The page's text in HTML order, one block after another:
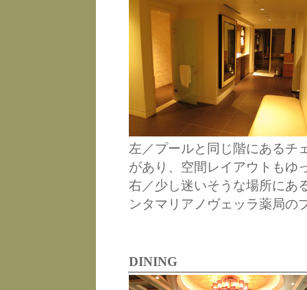
左／プールと同じ階にあるチ
があり、空間レイアウトもゆ
右／少し迷いそうな場所にあ
ンタマリアノヴェッラ薬局の
DINING